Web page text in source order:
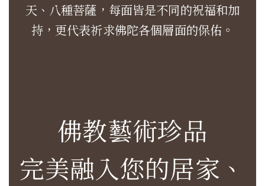
天、八種菩薩，每面皆是不同的祝福和加
持，更代表祈求佛陀各個層面的保佑。
佛教藝術珍品
完美融入您的居家、